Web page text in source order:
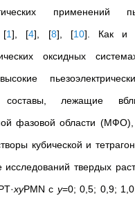
применений
[1] [4] [8] [10] . Как и
оксидных
составы, лежащие
фазовой области (МФО),
кубической и
исследований твердых
xyPMN c y=0; 0,5; 0,9;